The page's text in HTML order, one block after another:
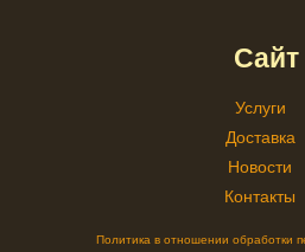
Сайт
Услуги
Доставка
Новости
Контакты
Политика в отношении обработки